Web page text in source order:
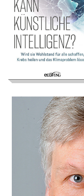
schaffen, Krebs
heilen und das
Klimaproblem
lösen?